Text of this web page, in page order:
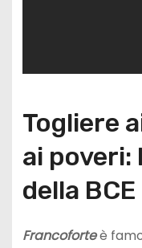
Togliere
ai
della BCE
Francoforteè